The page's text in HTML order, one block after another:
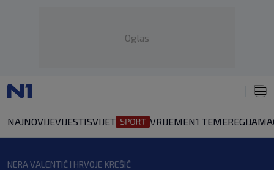
Oglas
NAJNOVIJEVIJESTISVIJET VRIJEMEN1 TEMEREGIJA
NERA VALENTIĆ I HRVOJE KREŠIĆ